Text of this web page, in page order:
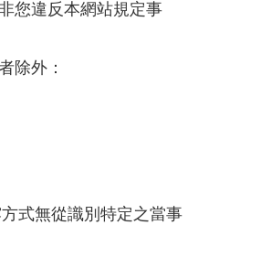
您違反本網站規定事
除外：
式無從識別特定之當事